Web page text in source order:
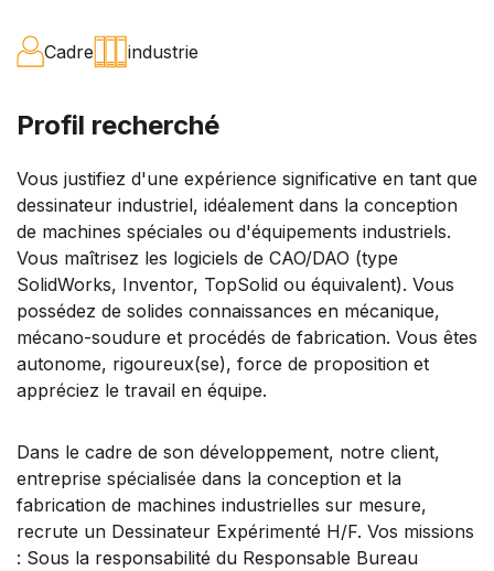
Cadre industrie
Profil recherché
Vous justifiez d'une expérience significative en tant que
dessinateur industriel, idéalement dans la conception
de machines spéciales ou d'équipements industriels.
Vous maîtrisez les logiciels de CAO/DAO (type
SolidWorks, Inventor, TopSolid ou équivalent). Vous
possédez de solides connaissances en mécanique,
mécano-soudure et procédés de fabrication. Vous êtes
autonome, rigoureux(se), force de proposition et
appréciez le travail en équipe.
Dans le cadre de son développement, notre client,
entreprise spécialisée dans la conception et la
fabrication de machines industrielles sur mesure,
recrute un Dessinateur Expérimenté H/F. Vos missions
: Sous la responsabilité du Responsable Bureau